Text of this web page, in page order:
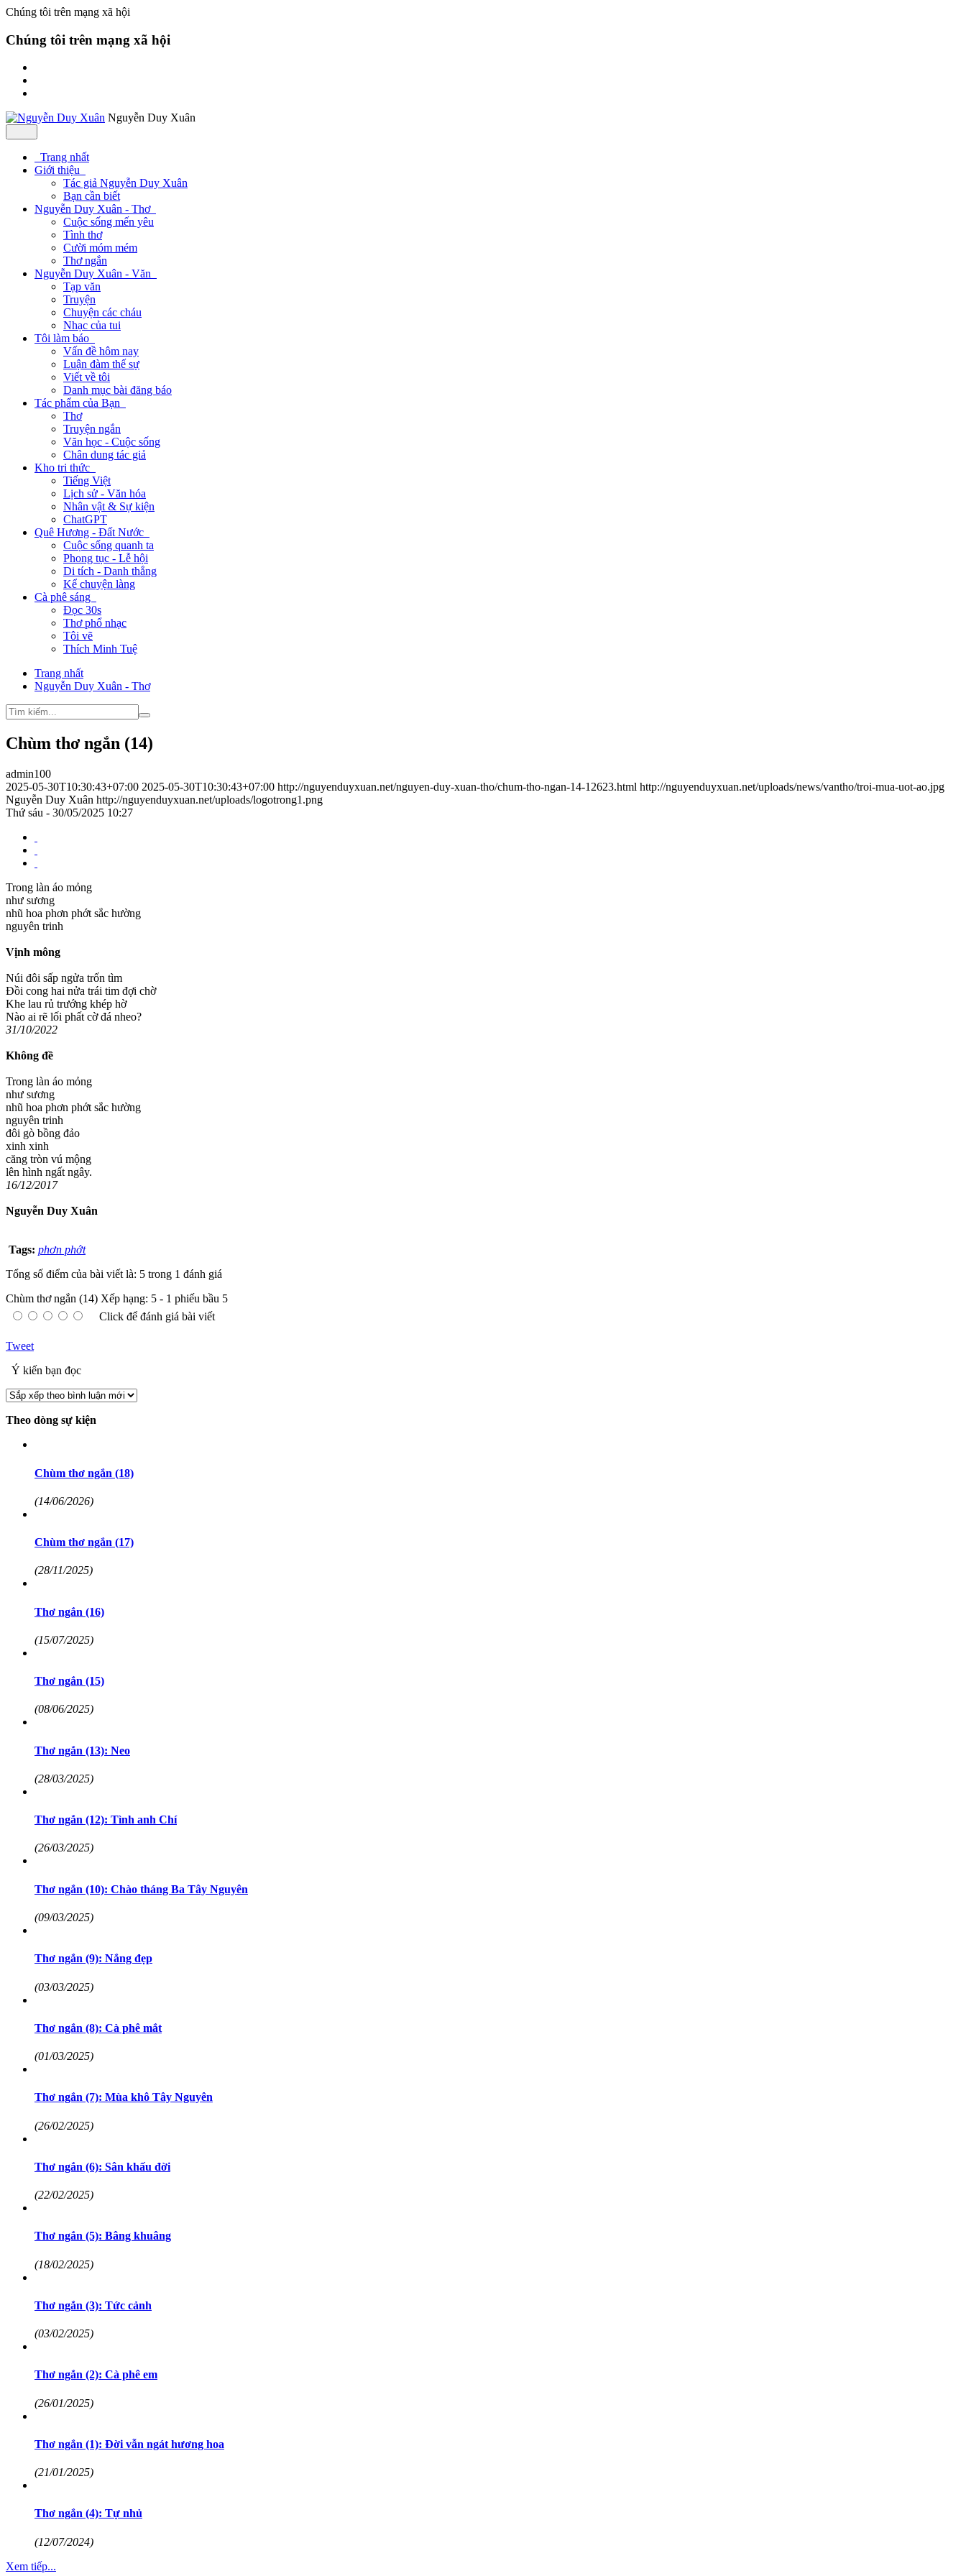
Chúng tôi trên mạng xã hội
Chúng tôi trên mạng xã hội
Nguyễn Duy Xuân
Trang nhất
Giới thiệu
Tác giả Nguyễn Duy Xuân
Bạn cần biết
Nguyễn Duy Xuân - Thơ
Cuộc sống mến yêu
Tình thơ
Cười móm mém
Thơ ngắn
Nguyễn Duy Xuân - Văn
Tạp văn
Truyện
Chuyện các cháu
Nhạc của tui
Tôi làm báo
Vấn đề hôm nay
Luận đàm thế sự
Viết về tôi
Danh mục bài đăng báo
Tác phẩm của Bạn
Thơ
Truyện ngắn
Văn học - Cuộc sống
Chân dung tác giả
Kho tri thức
Tiếng Việt
Lịch sử - Văn hóa
Nhân vật & Sự kiện
ChatGPT
Quê Hương - Đất Nước
Cuộc sống quanh ta
Phong tục - Lễ hội
Di tích - Danh thắng
Kể chuyện làng
Cà phê sáng
Đọc 30s
Thơ phổ nhạc
Tôi vẽ
Thích Minh Tuệ
Trang nhất
Nguyễn Duy Xuân - Thơ
Chùm thơ ngắn (14)
admin100
2025-05-30T10:30:43+07:00 2025-05-30T10:30:43+07:00 http://nguyenduyxuan.net/nguyen-duy-xuan-tho/chum-tho-ngan-14-12623.html http://nguyenduyxuan.net/uploads/news/vantho/troi-mua-uot-ao.jpg
Nguyễn Duy Xuân http://nguyenduyxuan.net/uploads/logotrong1.png
Thứ sáu - 30/05/2025 10:27
Trong làn áo mỏng
như sương
nhũ hoa phơn phớt sắc hường
nguyên trinh
Vịnh mông
Núi đôi sấp ngửa trốn tìm
Đồi cong hai nửa trái tim đợi chờ
Khe lau rủ trướng khép hờ
Nào ai rẽ lối phất cờ đá nheo?
31/10/2022
Không đề
Trong làn áo mỏng
như sương
nhũ hoa phơn phớt sắc hường
nguyên trinh
đôi gò bồng đảo
xinh xinh
căng tròn vú mộng
lên hình ngất ngây.
16/12/2017
Nguyễn Duy Xuân
Tags: phơn phớt
Tổng số điểm của bài viết là: 5 trong 1 đánh giá
Chùm thơ ngắn (14) Xếp hạng: 5 - 1 phiếu bầu 5
Click để đánh giá bài viết
Tweet
Ý kiến bạn đọc
Theo dòng sự kiện
Chùm thơ ngắn (18)
(14/06/2026)
Chùm thơ ngắn (17)
(28/11/2025)
Thơ ngắn (16)
(15/07/2025)
Thơ ngắn (15)
(08/06/2025)
Thơ ngắn (13): Neo
(28/03/2025)
Thơ ngắn (12): Tình anh Chí
(26/03/2025)
Thơ ngắn (10): Chào tháng Ba Tây Nguyên
(09/03/2025)
Thơ ngắn (9): Nắng đẹp
(03/03/2025)
Thơ ngắn (8): Cà phê mắt
(01/03/2025)
Thơ ngắn (7): Mùa khô Tây Nguyên
(26/02/2025)
Thơ ngắn (6): Sân khấu đời
(22/02/2025)
Thơ ngắn (5): Bâng khuâng
(18/02/2025)
Thơ ngắn (3): Tức cảnh
(03/02/2025)
Thơ ngắn (2): Cà phê em
(26/01/2025)
Thơ ngắn (1): Đời vẫn ngát hương hoa
(21/01/2025)
Thơ ngắn (4): Tự nhủ
(12/07/2024)
Xem tiếp...